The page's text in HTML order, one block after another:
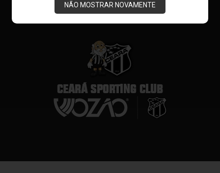
NÃO MOSTRAR NOVAMENTE
CEARÁ SPORTING CLUB